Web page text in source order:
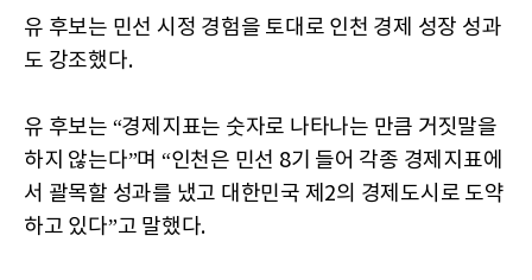
유 후보는 민선 시정 경험을 토대로 인천 경제 성장 성과
도 강조했다.
유 후보는 “경제지표는 숫자로 나타나는 만큼 거짓말을
하지 않는다”며 “인천은 민선 8기 들어 각종 경제지표에
서 괄목할 성과를 냈고 대한민국 제2의 경제도시로 도약
하고 있다”고 말했다.